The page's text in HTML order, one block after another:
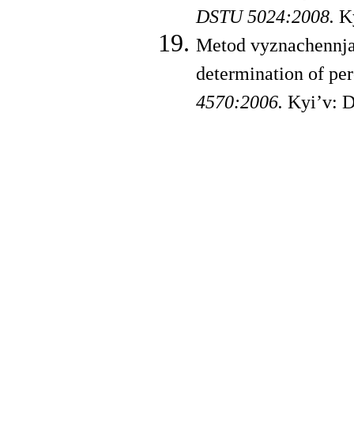
DSTU 5024:2008.
Metod
determination of
4570:2006. Kyi’v: